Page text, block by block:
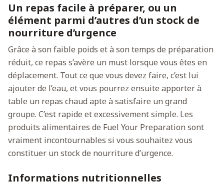
Un repas facile à préparer, ou un
élément parmi d’autres d’un stock de
nourriture d’urgence
Grâce à son faible poids et à son temps de préparation
réduit, ce repas s’avère un must lorsque vous êtes en
déplacement. Tout ce que vous devez faire, c’est lui
ajouter de l’eau, et vous pourrez ensuite apporter à
table un repas chaud apte à satisfaire un grand
groupe. C’est rapide et excessivement simple. Les
produits alimentaires de Fuel Your Preparation sont
vraiment incontournables si vous souhaitez vous
constituer un stock de nourriture d’urgence.
Informations nutritionnelles